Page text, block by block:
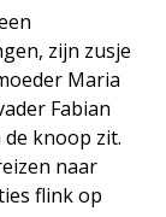
zijn zusje
Maria
Fabian
knoop zit.
naar
flink op